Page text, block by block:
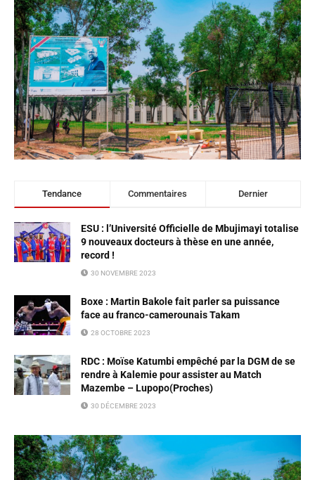
Tendance Commentaires Dernier
ESU : l’Université Officielle de Mbujimayi totalise
9 nouveaux docteurs à thèse en une année,
record !
30 NOVEMBRE 2023
Boxe : Martin Bakole fait parler sa puissance
face au franco-camerounais Takam
28 OCTOBRE 2023
RDC : Moïse Katumbi empêché par la DGM de se
rendre à Kalemie pour assister au Match
Mazembe – Lupopo(Proches)
30 DÉCEMBRE 2023